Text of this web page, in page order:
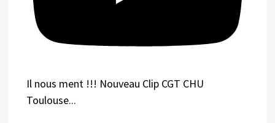
Il nous ment !!! Nouveau Clip CGT CHU
Toulouse...